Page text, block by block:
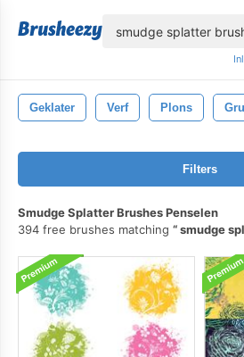
Geklater Verf Plons
Filters
Smudge Splatter Brushes Penselen
394 free brushes matching
smudge